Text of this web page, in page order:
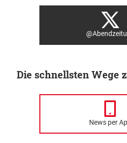
Die schnellsten Wege
News per